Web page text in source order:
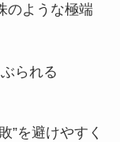
のような極端
られる
”を避けやすく